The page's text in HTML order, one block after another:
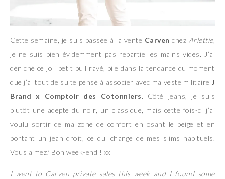
Cette semaine, je suis passée à la vente Carven chez Arlettie,
je ne suis bien évidemment pas repartie les mains vides. J’ai
déniché ce joli petit pull rayé, pile dans la tendance du moment
que j’ai tout de suite pensé à associer avec ma veste militaire J
Brand x Comptoir des Cotonniers. Côté jeans, je suis
plutôt une adepte du noir, un classique, mais cette fois-ci j’ai
voulu sortir de ma zone de confort en osant le beige et en
portant un jean droit, ce qui change de mes slims habituels.
Vous aimez? Bon week-end ! xx
I went to Carven private sales this week and I found some